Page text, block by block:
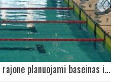
INVESTUOS Į DU OBJEKTUS: Vilniaus rajone planuojami baseinas ir saulės elektrinių parkas